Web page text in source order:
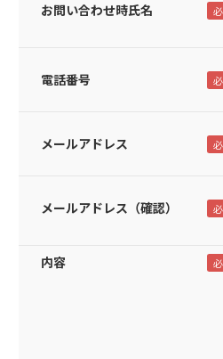
お問い合わせ時氏名
電話番号
メールアドレス
メールアドレス（確認）
内容